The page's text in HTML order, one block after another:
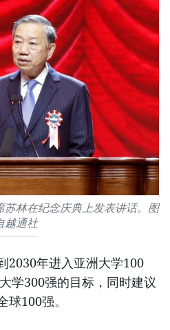
林在纪念庆典上发表讲话。图
越通社
2030年进入亚洲大学100
学300强的目标，同时建议
100强。